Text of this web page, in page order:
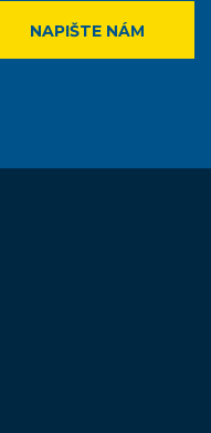
NAPIŠTE NÁM